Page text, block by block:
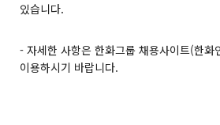
있습니다.
- 자세한 사항은 한화그룹 채용사이트(한화
이용하시기 바랍니다.